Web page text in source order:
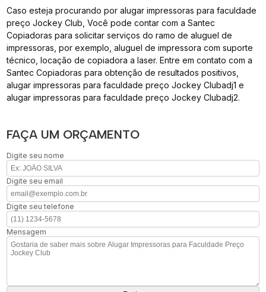
Caso esteja procurando por alugar impressoras para faculdade
preço Jockey Club, Você pode contar com a Santec
Copiadoras para solicitar serviços do ramo de aluguel de
impressoras, por exemplo, aluguel de impressora com suporte
técnico, locação de copiadora a laser. Entre em contato com a
Santec Copiadoras para obtenção de resultados positivos,
alugar impressoras para faculdade preço Jockey Clubadj1 e
alugar impressoras para faculdade preço Jockey Clubadj2.
FAÇA UM ORÇAMENTO
Digite seu nome
Digite seu email
Digite seu telefone
Mensagem